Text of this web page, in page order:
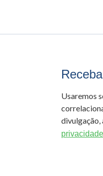
Usaremos
divulgação,